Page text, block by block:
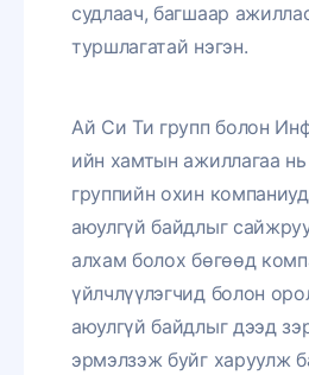
судлаач, багшаар
туршлагатай нэгэн.
Ай Си Ти групп болон
ийн хамтын ажиллагаа
группийн охин
аюулгүй байдлыг
алхам болох бөгөөд
үйлчлүүлэгчид болон
аюулгүй байдлыг дээд
эрмэлзэж буйг харуулж